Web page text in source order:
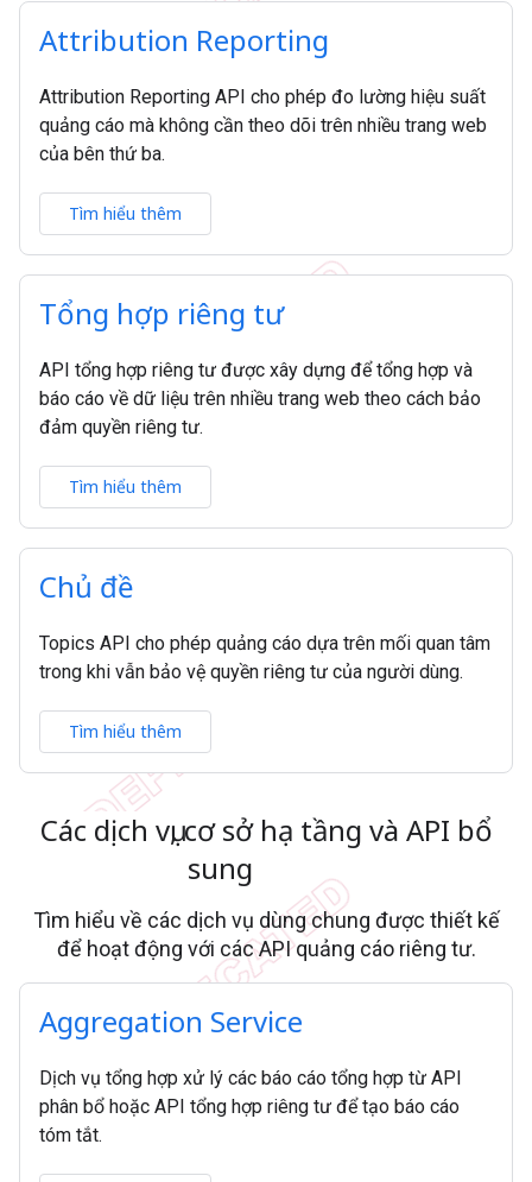
Attribution Reporting
Attribution Reporting API cho phép đo lường hiệu suất
quảng cáo mà không cần theo dõi trên nhiều trang web
của bên thứ ba.
Tìm hiểu thêm
Tổng hợp riêng tư
API tổng hợp riêng tư được xây dựng để tổng hợp và
báo cáo về dữ liệu trên nhiều trang web theo cách bảo
đảm quyền riêng tư.
Tìm hiểu thêm
Chủ đề
Topics API cho phép quảng cáo dựa trên mối quan tâm
trong khi vẫn bảo vệ quyền riêng tư của người dùng.
Tìm hiểu thêm
Các dịch vụ,cơ sở hạ tầng và API bổ
sung
Tìm hiểu về các dịch vụ dùng chung được thiết kế
để hoạt động với các API quảng cáo riêng tư.
Aggregation Service
Dịch vụ tổng hợp xử lý các báo cáo tổng hợp từ API
phân bổ hoặc API tổng hợp riêng tư để tạo báo cáo
tóm tắt.